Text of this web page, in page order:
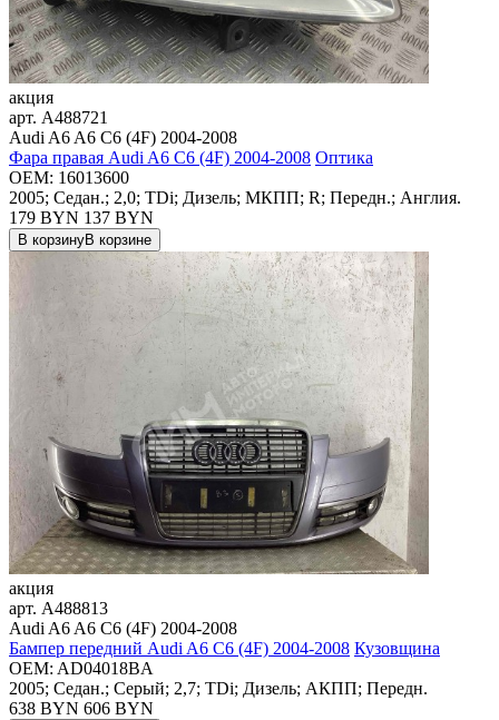
акция
арт. A488721
Audi A6 A6 C6 (4F) 2004-2008
Фара правая Audi A6 C6 (4F) 2004-2008 Оптика
OEM: 16013600
2005; Седан.; 2,0; TDi; Дизель; МКПП; R; Передн.; Англия.
179 BYN 137 BYN
В корзинуВ корзине
акция
арт. A488813
Audi A6 A6 C6 (4F) 2004-2008
Бампер передний Audi A6 C6 (4F) 2004-2008 Кузовщина
OEM: AD04018BA
2005; Седан.; Серый; 2,7; TDi; Дизель; АКПП; Передн.
638 BYN 606 BYN